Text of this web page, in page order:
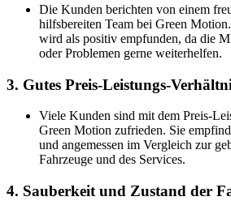
Die Kunden berichten von einem
hilfsbereiten Team bei Green
wird als positiv empfunden, da die
oder Problemen gerne weiterhelfen.
3. Gutes Preis-Leistungs-
Viele Kunden sind mit dem Preis-
Green Motion zufrieden. Sie
und angemessen im Vergleich zur
Fahrzeuge und des Services.
4. Sauberkeit und Zustand der